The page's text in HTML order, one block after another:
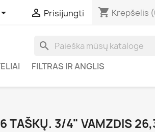
 Prisijungti shopping_cart Krepšelis
search
FILTRAS IR ANGLIS
TAŠKŲ. 3/4" VAMZDIS